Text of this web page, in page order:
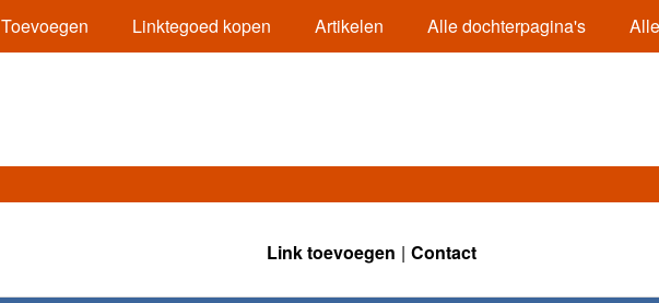
Toevoegen Linktegoed kopen Artikelen Alle dochterpagina's
Link toevoegen Contact